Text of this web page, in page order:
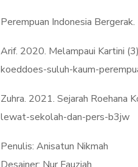
Perempuan Indonesia
Arif. 2020. Melampaui Kartini
koeddoes-suluh-kaum-
Zuhra. 2021. Sejarah Roehana
lewat-sekolah-dan-pers-b3jw
Penulis: Anisatun Nikmah